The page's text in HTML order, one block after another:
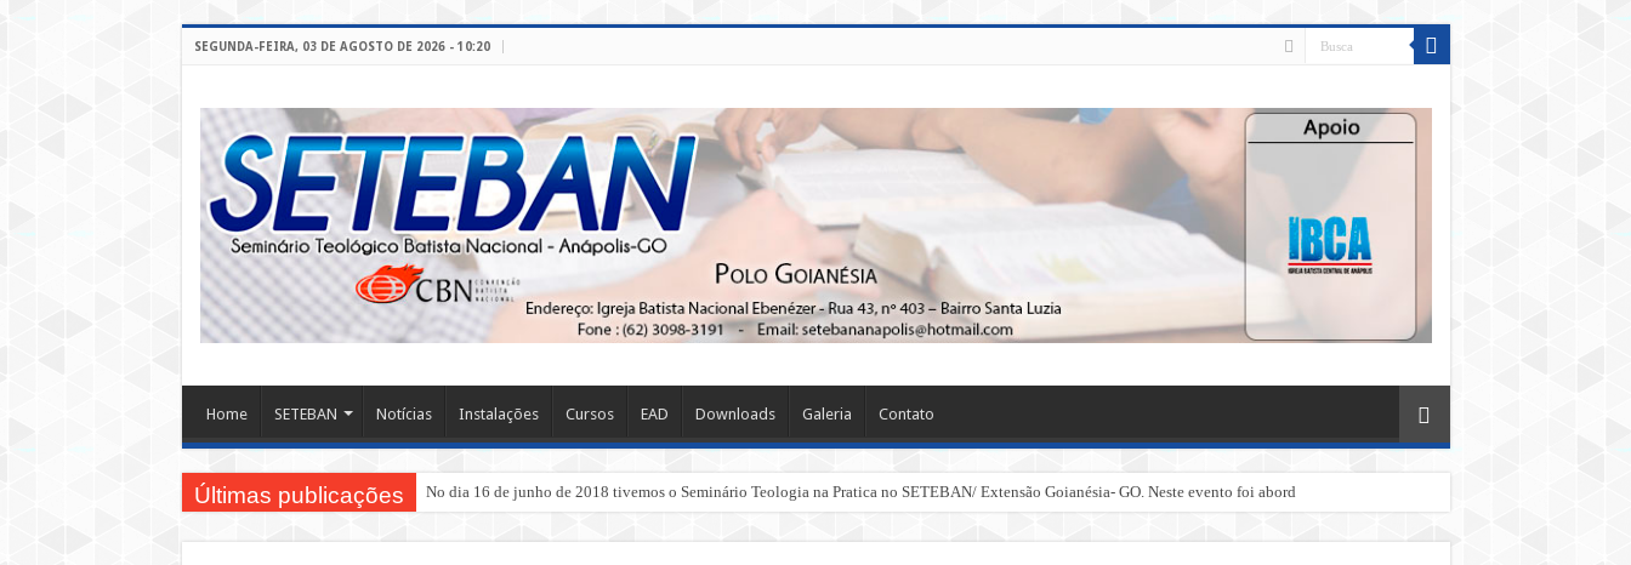
SEGUNDA-FEIRA, 03 DE AGOSTO DE 2026 - 10:20
Home SETEBAN Notícias Instalações Cursos EAD Downloads Galeria Contato
Últimas publicações